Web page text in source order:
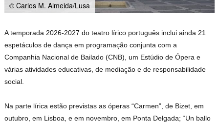
© Carlos M. Almeida/Lusa
A temporada 2026-2027 do teatro lírico português inclui ainda 21
espetáculos de dança em programação conjunta com a
Companhia Nacional de Bailado (CNB), um Estúdio de Ópera e
várias atividades educativas, de mediação e de responsabilidade
social.
Na parte lírica estão previstas as óperas “Carmen”, de Bizet, em
outubro, em Lisboa, e em novembro, em Ponta Delgada; “Un ballo